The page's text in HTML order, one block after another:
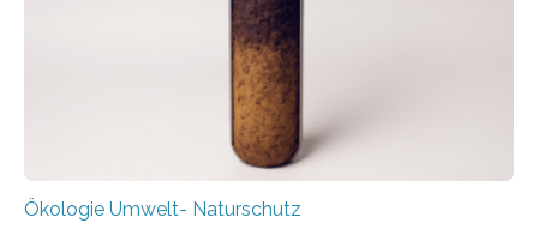
ist ab sofort im Leipziger Stadtgebiet…
Ökologie Umwelt- Naturschutz